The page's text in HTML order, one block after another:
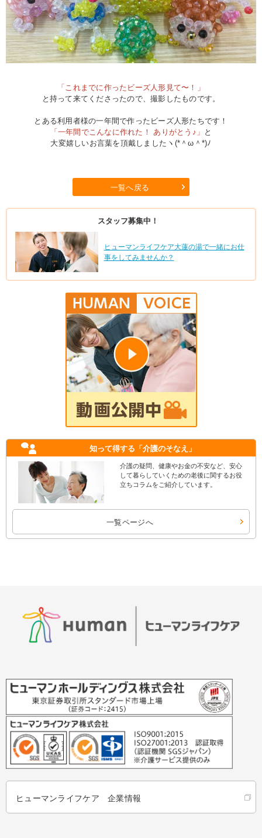
「これまでに作ったビーズ人形見て〜！」
と持って来てくださったので、撮影したものです。
とある利用者様の一年間で作ったビーズ人形たちです！
「一年間でこんなに作れた！ ありがとう♪」 と
大変嬉しいお言葉を頂戴しましたヽ(*＾ω＾*)ﾉ
一覧へ戻る
スタッフ募集中！
ヒューマンライフケア大蓮の湯で一緒にお仕
事をしてみませんか？
知って得する 「介護のそなえ」
介護の疑問、健康やお金の不安など、安心
して暮らしていくための老後に関するお役
立ちコラムをご紹介しています。
一覧ページへ
ヒューマンライフケア 企業情報